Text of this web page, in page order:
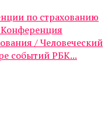
по страхованию
/ Человеческий
событий РБК...